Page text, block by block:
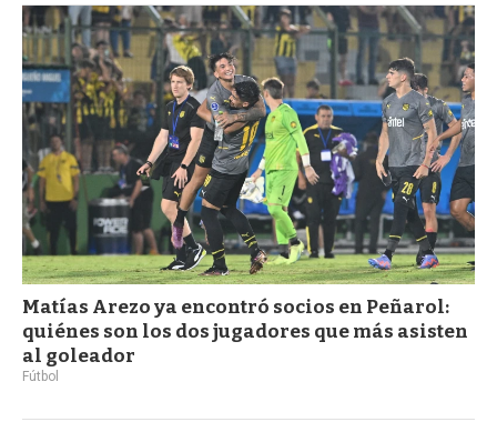
Matías Arezo ya encontró socios en Peñarol:
quiénes son los dos jugadores que más asisten
al goleador
Fútbol